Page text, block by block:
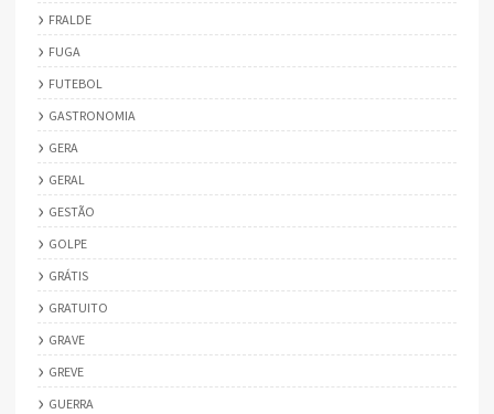
FRALDE
FUGA
FUTEBOL
GASTRONOMIA
GERA
GERAL
GESTÃO
GOLPE
GRÁTIS
GRATUITO
GRAVE
GREVE
GUERRA